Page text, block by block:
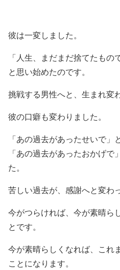
彼は一変しました。
「人生、まだまだ捨てたもの
と思い始めたのです。
挑戦する男性へと、生まれ変
彼の口癖も変わりました。
「あの過去があったせいで
「あの過去があったおかげで
た。
苦しい過去が、感謝へと変わ
今がつらければ、今が素晴ら
とです。
今が素晴らしくなれば、これ
ことになります。